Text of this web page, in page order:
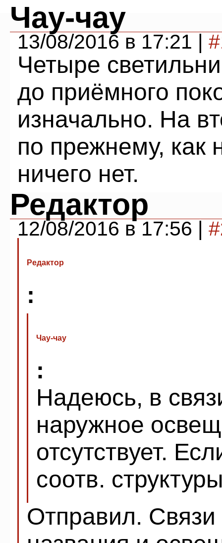
Чау-чау
13/08/2016 в 17:21 |
Четыре
до приёмного
изначально. На
по прежнему,
ничего нет.
Редактор
12/08/2016 в 17:56 |
Редактор
:
Чау-чау
:
Надеюсь, в
наружное
отсутствует.
соотв.
Отправил.